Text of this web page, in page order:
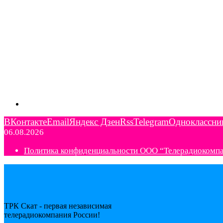
ВКонтактеEmailЯндекс ДзенRssTelegram
06.08.2026
Политика конфиденциальности ООО
ТРК Скат - первая независимая
телерадиокомпания Роcсии!